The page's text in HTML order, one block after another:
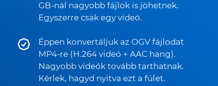
GB-nál nagyobb fájlok is jöhetnek.
Egyszerre csak egy videó.
Éppen konvertáljuk az OGV fájlodat
MP4-re (H.264 videó + AAC hang).
Nagyobb videók tovább tarthatnak.
Kérlek, hagyd nyitva ezt a fület.